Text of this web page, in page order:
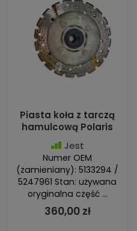
Piasta koła z tarczą
hamulcową Polaris
Jest
Numer OEM
(zamieniany): 5133294 /
5247961 Stan: używana
oryginalna część ...
360,00 zł